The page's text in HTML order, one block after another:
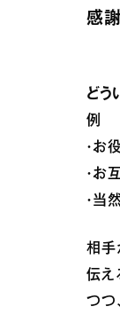
感
どう
例
・お
・お
・当
相手
伝え
つつ